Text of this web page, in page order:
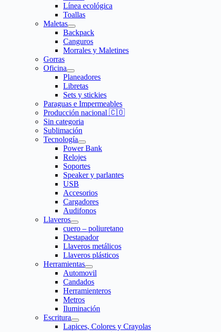
Línea ecológica
Toallas
Maletas
Backpack
Canguros
Morrales y Maletines
Gorras
Oficina
Planeadores
Libretas
Sets y stickies
Paraguas e Impermeables
Producción nacional 🇨🇴
Sin categoria
Sublimación
Tecnología
Power Bank
Relojes
Soportes
Speaker y parlantes
USB
Accesorios
Cargadores
Audifonos
Llaveros
cuero – poliuretano
Destapador
Llaveros metálicos
Llaveros plásticos
Herramientas
Automovil
Candados
Herramienteros
Metros
Iluminación
Escritura
Lapices, Colores y Crayolas